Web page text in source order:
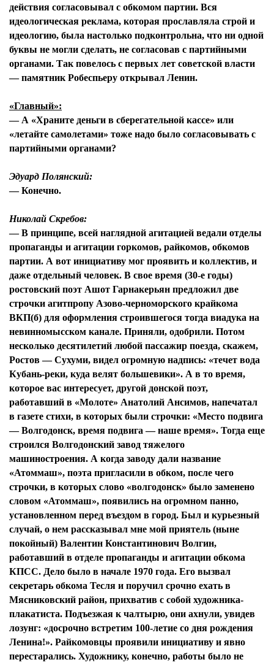
действия согласовывал с обкомом партии. Вся
идеологическая реклама, которая прославляла строй и
идеологию, была настолько подконтрольна, что ни одной
буквы не могли сделать, не согласовав с партийными
органами. Так повелось с первых лет советской власти
— памятник Робеспьеру открывал Ленин.
«Главный»:
— А «Храните деньги в сберегательной кассе» или
«летайте самолетами» тоже надо было согласовывать с
партийными органами?
Эдуард Полянский:
— Конечно.
Николай Скребов:
— В принципе, всей наглядной агитацией ведали отделы
пропаганды и агитации горкомов, райкомов, обкомов
партии. А вот инициативу мог проявить и коллектив, и
даже отдельный человек. В свое время (30-е годы)
ростовский поэт Ашот Гарнакерьян предложил две
строчки агитпропу Азово-черноморского крайкома
ВКП(б) для оформления строившегося тогда виадука на
невинномысском канале. Приняли, одобрили. Потом
несколько десятилетий любой пассажир поезда, скажем,
Ростов — Сухуми, видел огромную надпись: «течет вода
Кубань-реки, куда велят большевики». А в то время,
которое вас интересует, другой донской поэт,
работавший в «Молоте» Анатолий Ансимов, напечатал
в газете стихи, в которых были строчки: «Место подвига
— Волгодонск, время подвига — наше время». Тогда еще
строился Волгодонский завод тяжелого
машиностроения. А когда заводу дали название
«Атоммаш», поэта пригласили в обком, после чего
строчки, в которых слово «волгодонск» было заменено
словом «Атоммаш», появились на огромном панно,
установленном перед въездом в город. Был и курьезный
случай, о нем рассказывал мне мой приятель (ныне
покойный) Валентин Константинович Волгин,
работавший в отделе пропаганды и агитации обкома
КПСС. Дело было в начале 1970 года. Его вызвал
секретарь обкома Тесля и поручил срочно ехать в
Мясниковский район, прихватив с собой художника-
плакатиста. Подъезжая к чалтырю, они ахнули, увидев
лозунг: «досрочно встретим 100-летие со дня рождения
Ленина!». Райкомовцы проявили инициативу и явно
перестарались. Художнику, конечно, работы было не